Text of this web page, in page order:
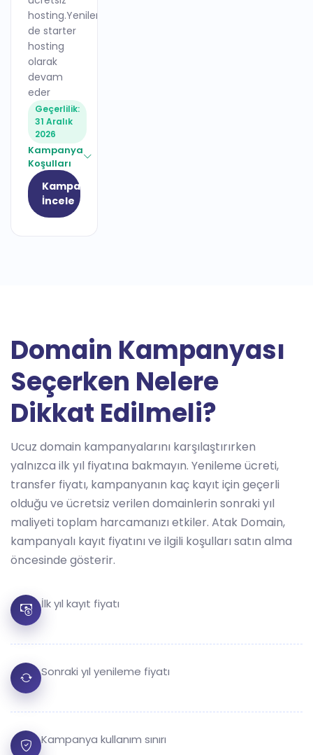
hosting.Yenileme
de starter
hosting
olarak
devam
eder
Geçerlilik:
31 Aralık
2026
Kampanya
Koşulları
Kampanyayı
İncele
Domain Kampanyası
Seçerken Nelere
Dikkat Edilmeli?
Ucuz domain kampanyalarını karşılaştırırken
yalnızca ilk yıl fiyatına bakmayın. Yenileme ücreti,
transfer fiyatı, kampanyanın kaç kayıt için geçerli
olduğu ve ücretsiz verilen domainlerin sonraki yıl
maliyeti toplam harcamanızı etkiler. Atak Domain,
kampanyalı kayıt fiyatını ve ilgili koşulları satın alma
öncesinde gösterir.
İlk yıl kayıt fiyatı
Sonraki yıl yenileme fiyatı
Kampanya kullanım sınırı